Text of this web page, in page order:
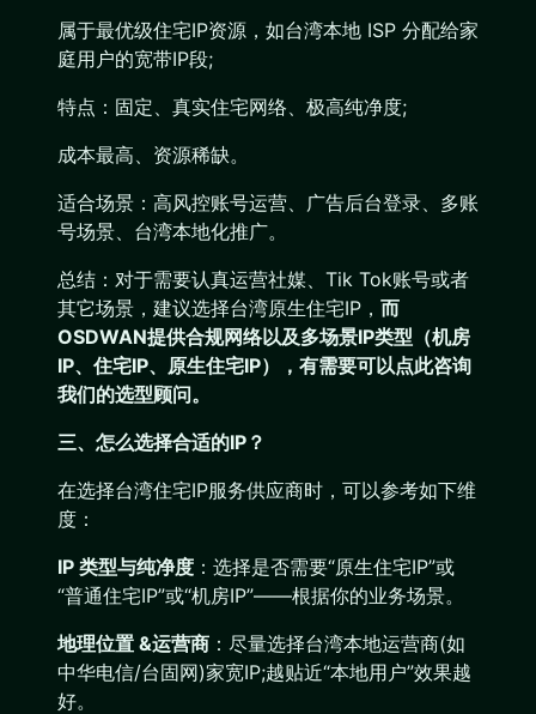
属于最优级住宅IP资源，如台湾本地 ISP 分配给家
庭用户的宽带IP段;
特点：固定、真实住宅网络、极高纯净度;
成本最高、资源稀缺。
适合场景：高风控账号运营、广告后台登录、多账
号场景、台湾本地化推广。
总结：对于需要认真运营社媒、Tik Tok账号或者
其它场景，建议选择台湾原生住宅IP， 而
OSDWAN提供合规网络以及多场景IP类型（机房
IP、住宅IP、原生住宅IP），有需要可以点此咨询
我们的选型顾问。
三、怎么选择合适的IP？
在选择台湾住宅IP服务供应商时，可以参考如下维
度：
IP 类型与纯净度 ：选择是否需要“原生住宅IP”或
“普通住宅IP”或“机房IP”——根据你的业务场景。
地理位置 &运营商 ：尽量选择台湾本地运营商(如
中华电信/台固网)家宽IP;越贴近“本地用户”效果越
好。